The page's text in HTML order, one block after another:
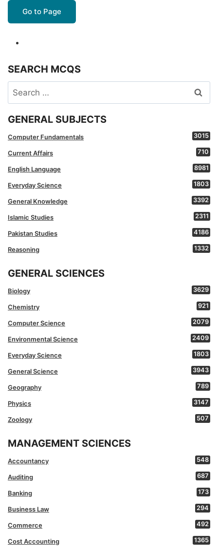
Go to Page
SEARCH MCQS
Search
for:
GENERAL SUBJECTS
Computer Fundamentals 3015
Current Affairs 710
English Language 8981
Everyday Science 1803
General Knowledge 3392
Islamic Studies 2311
Pakistan Studies 4186
Reasoning 1332
GENERAL SCIENCES
Biology 3629
Chemistry 921
Computer Science 2079
Environmental Science 2409
Everyday Science 1803
General Science 3943
Geography 789
Physics 3147
Zoology 507
MANAGEMENT SCIENCES
Accountancy 548
Auditing 687
Banking 173
Business Law 294
Commerce 492
Cost Accounting 1365